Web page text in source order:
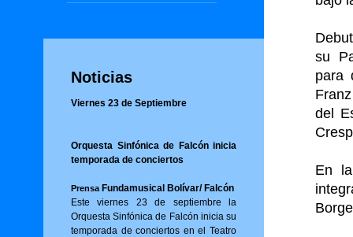
Noticias
Viernes 23 de Septiembre
Orquesta Sinfónica de Falcón inicia
temporada de conciertos
PrensaFundamusical Bolívar/ Falcón
Este viernes 23 de septiembre la
Orquesta Sinfónica de Falcón inicia su
temporada de conciertos en el Teatro
su
para
del
En